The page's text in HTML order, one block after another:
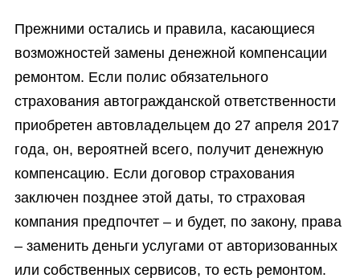
Прежними остались и правила, касающиеся
возможностей замены денежной компенсации
ремонтом. Если полис обязательного
страхования автогражданской ответственности
приобретен автовладельцем до 27 апреля 2017
года, он, вероятней всего, получит денежную
компенсацию. Если договор страхования
заключен позднее этой даты, то страховая
компания предпочтет – и будет, по закону, права
– заменить деньги услугами от авторизованных
или собственных сервисов, то есть ремонтом.